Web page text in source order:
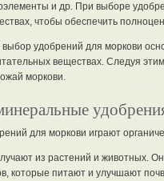
и др. При выборе
чтобы обеспечить
удобрений для моркови
веществах. Следуя
моркови.
для моркови играют
из растений и животных.
которые питают и улучшают